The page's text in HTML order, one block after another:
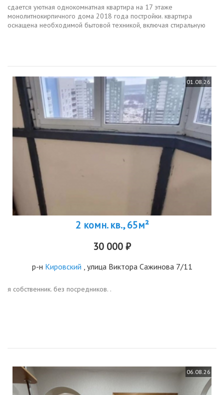
сдается уютная однокомнатная квартира на 17 этаже
монолитнокирпичного дома 2018 года постройки. квартира
оснащена необходимой бытовой техникой, включая стиральную
01.08.26
2 комн. кв., 65м²
30 000 ₽
р-н Кировский , улица Виктора Сажинова 7/11
я собственник. без посредников. .
06.08.26